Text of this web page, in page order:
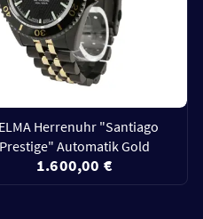
Herrenuhr "Santiago
Automatik Gold
1.600,00 €